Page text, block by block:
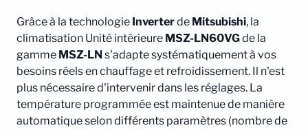
Grâce à la technologie Inverterde Mitsubishi, la
climatisation Unité intérieure MSZ-LN60VGde la
gamme MSZ-LN s'adapte systématiquement à vos
besoins réels en chauffage et refroidissement. Il n'est
plus nécessaire d'intervenir dans les réglages. La
température programmée est maintenue de manière
automatique selon différents paramètres (nombre de